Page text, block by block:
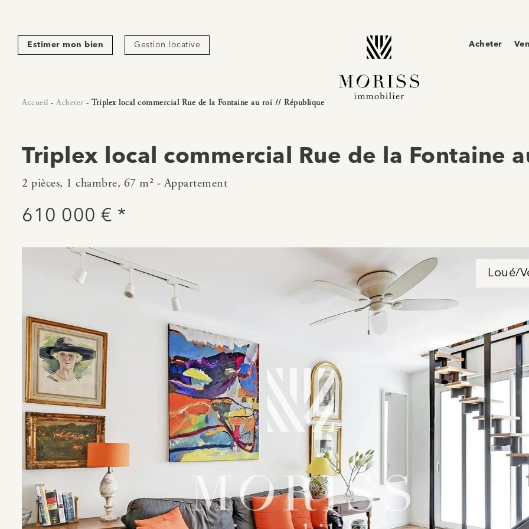
Estimer mon bien Gestion locative Acheter
Accueil - Acheter - Triplex local commercial Rue de la Fontaine au roi // République
Triplex local commercial Rue de la Fontaine
2 pièces, 1 chambre, 67 m² - Appartement
610 000 € *
Loué/